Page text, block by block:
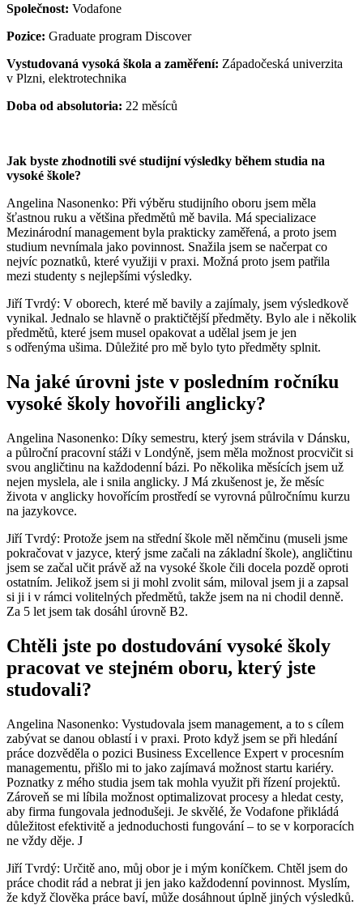
Společnost: Vodafone
Pozice: Graduate program Discover
Vystudovaná vysoká škola a zaměření: Západočeská univerzita
v Plzni, elektrotechnika
Doba od absolutoria: 22 měsíců
Jak byste zhodnotili své studijní výsledky během studia na
vysoké škole?
Angelina Nasonenko: Při výběru studijního oboru jsem měla
šťastnou ruku a většina předmětů mě bavila. Má specializace
Mezinárodní management byla prakticky zaměřená, a proto jsem
studium nevnímala jako povinnost. Snažila jsem se načerpat co
nejvíc poznatků, které využiji v praxi. Možná proto jsem patřila
mezi studenty s nejlepšími výsledky.
Jiří Tvrdý: V oborech, které mě bavily a zajímaly, jsem výsledkově
vynikal. Jednalo se hlavně o praktičtější předměty. Bylo ale i několik
předmětů, které jsem musel opakovat a udělal jsem je jen
s odřenýma ušima. Důležité pro mě bylo tyto předměty splnit.
Na jaké úrovni jste v posledním ročníku
vysoké školy hovořili anglicky?
Angelina Nasonenko: Díky semestru, který jsem strávila v Dánsku,
a půlroční pracovní stáži v Londýně, jsem měla možnost procvičit si
svou angličtinu na každodenní bázi. Po několika měsících jsem už
nejen myslela, ale i snila anglicky. J Má zkušenost je, že měsíc
života v anglicky hovořícím prostředí se vyrovná půlročnímu kurzu
na jazykovce.
Jiří Tvrdý: Protože jsem na střední škole měl němčinu (museli jsme
pokračovat v jazyce, který jsme začali na základní škole), angličtinu
jsem se začal učit právě až na vysoké škole čili docela pozdě oproti
ostatním. Jelikož jsem si ji mohl zvolit sám, miloval jsem ji a zapsal
si ji i v rámci volitelných předmětů, takže jsem na ni chodil denně.
Za 5 let jsem tak dosáhl úrovně B2.
Chtěli jste po dostudování vysoké školy
pracovat ve stejném oboru, který jste
studovali?
Angelina Nasonenko: Vystudovala jsem management, a to s cílem
zabývat se danou oblastí i v praxi. Proto když jsem se při hledání
práce dozvěděla o pozici Business Excellence Expert v procesním
managementu, přišlo mi to jako zajímavá možnost startu kariéry.
Poznatky z mého studia jsem tak mohla využit při řízení projektů.
Zároveň se mi líbila možnost optimalizovat procesy a hledat cesty,
aby firma fungovala jednodušeji. Je skvělé, že Vodafone přikládá
důležitost efektivitě a jednoduchosti fungování – to se v korporacích
ne vždy děje. J
Jiří Tvrdý: Určitě ano, můj obor je i mým koníčkem. Chtěl jsem do
práce chodit rád a nebrat ji jen jako každodenní povinnost. Myslím,
že když člověka práce baví, může dosáhnout úplně jiných výsledků.